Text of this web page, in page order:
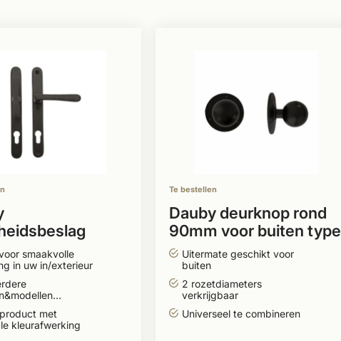
L + T
smaakvolle
in uw in/exterieur
met
kleurafwerking
Te bestellen
Dauby deurknop rond
90mm voor buiten type
PT-70
Uitermate geschikt voor
buiten
2 rozetdiameters
verkrijgbaar
Universeel te combineren